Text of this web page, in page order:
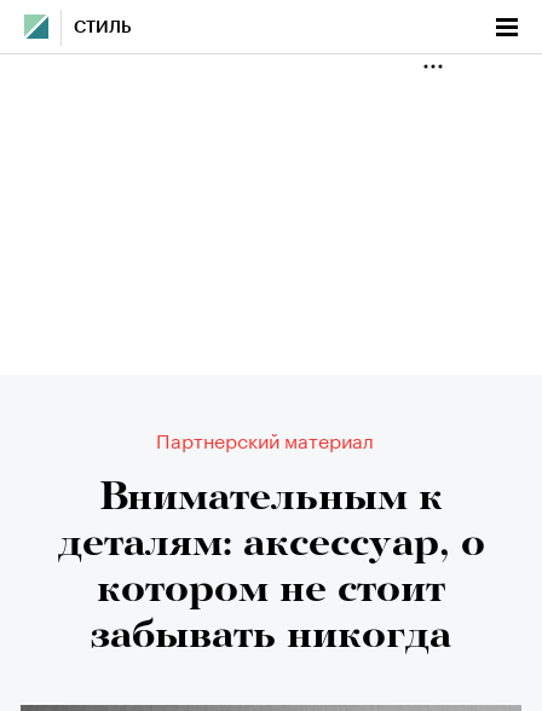
СТИЛЬ
Партнерский материал
Внимательным к
деталям: аксессуар, о
котором не стоит
забывать никогда